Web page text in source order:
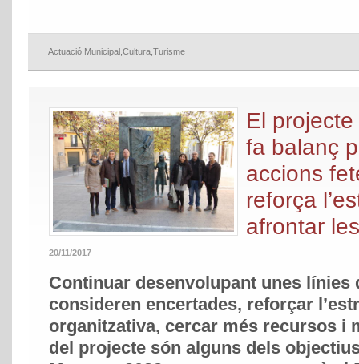
Actuació Municipal Cultura Turisme
El
fa balanç
accions
reforça
afrontar
20/11/2017
Continuar desenvolupant unes línies
consideren encertades, reforçar
organitzativa, cercar més recursos i
del projecte són alguns dels